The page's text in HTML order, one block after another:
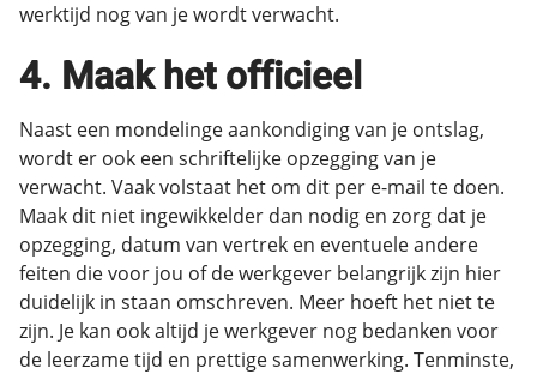
werktijd nog van je wordt verwacht.
4. Maak het officieel
Naast een mondelinge aankondiging van je ontslag,
wordt er ook een schriftelijke opzegging van je
verwacht. Vaak volstaat het om dit per e-mail te doen.
Maak dit niet ingewikkelder dan nodig en zorg dat je
opzegging, datum van vertrek en eventuele andere
feiten die voor jou of de werkgever belangrijk zijn hier
duidelijk in staan omschreven. Meer hoeft het niet te
zijn. Je kan ook altijd je werkgever nog bedanken voor
de leerzame tijd en prettige samenwerking. Tenminste,